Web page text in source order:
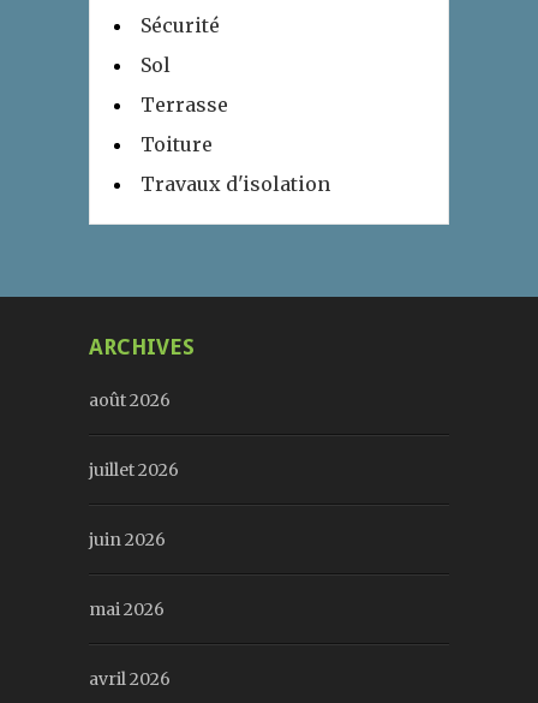
Sécurité
Sol
Terrasse
Toiture
Travaux d'isolation
ARCHIVES
août 2026
juillet 2026
juin 2026
mai 2026
avril 2026